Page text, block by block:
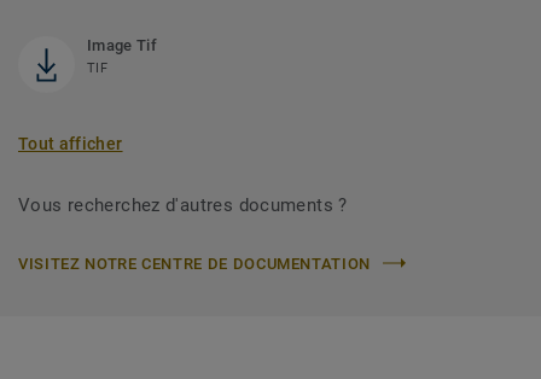
Image Tif
TIF
Tout afficher
Vous recherchez d'autres documents ?
VISITEZ NOTRE CENTRE DE DOCUMENTATION